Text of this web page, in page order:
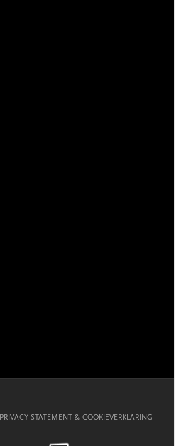
PRIVACY STATEMENT & COOKIEVERKLARING